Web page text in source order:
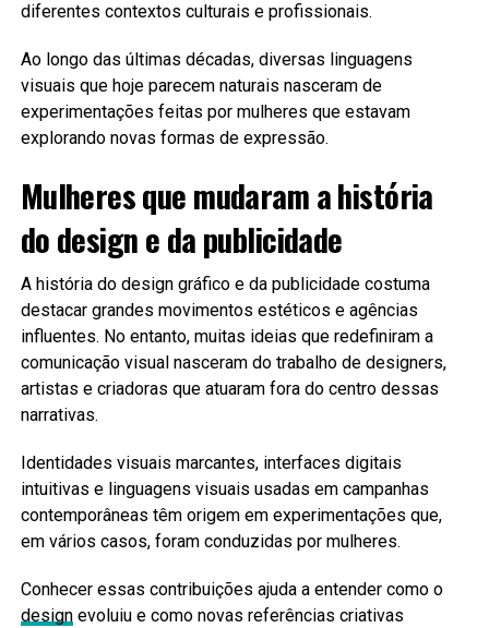
diferentes contextos culturais e profissionais.
Ao longo das últimas décadas, diversas linguagens
visuais que hoje parecem naturais nasceram de
experimentações feitas por mulheres que estavam
explorando novas formas de expressão.
Mulheres que mudaram a história
do design e da publicidade
A história do design gráfico e da publicidade costuma
destacar grandes movimentos estéticos e agências
influentes. No entanto, muitas ideias que redefiniram a
comunicação visual nasceram do trabalho de designers,
artistas e criadoras que atuaram fora do centro dessas
narrativas.
Identidades visuais marcantes, interfaces digitais
intuitivas e linguagens visuais usadas em campanhas
contemporâneas têm origem em experimentações que,
em vários casos, foram conduzidas por mulheres.
Conhecer essas contribuições ajuda a entender como o
designevoluiu e como novas referências criativas